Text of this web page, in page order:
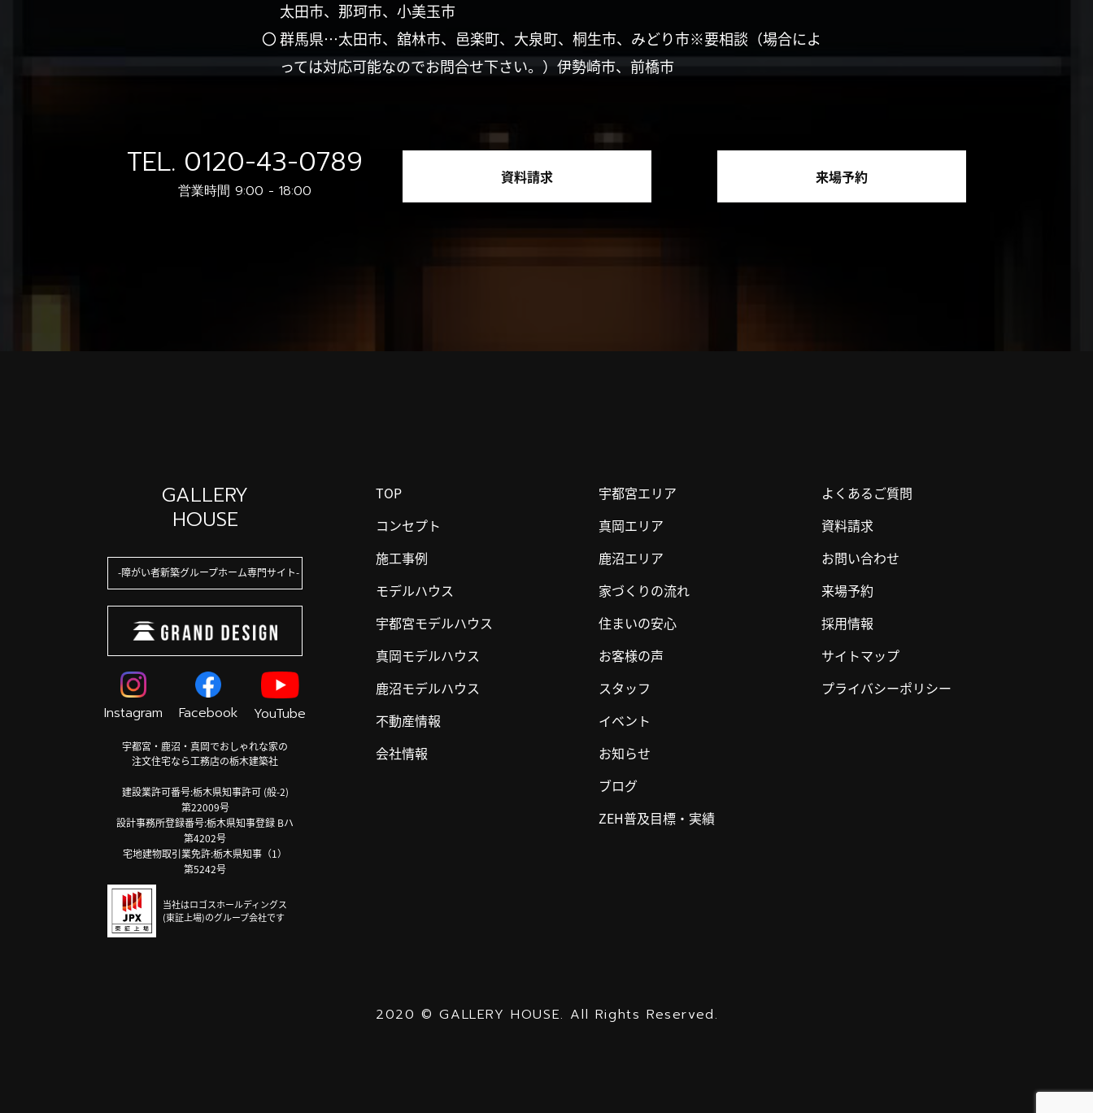
太田市、那珂市、小美玉市
〇 群馬県…太田市、舘林市、邑楽町、大泉町、桐生市、みどり市※要相談（場合によ
っては対応可能なのでお問合せ下さい。）伊勢崎市、前橋市
TEL. 0120-43-0789
営業時間 9:00 - 18:00
資料請求 来場予約
GALLERY
HOUSE
障がい者新築グループホーム専門サイト
Instagram Facebook YouTube
宇都宮・鹿沼・真岡でおしゃれな家の
注文住宅なら工務店の栃木建築社
建設業許可番号:栃木県知事許可 (般-2)
第22009号
設計事務所登録番号:栃木県知事登録 Bハ
第4202号
宅地建物取引業免許:栃木県知事（1）
第5242号
当社はロゴスホールディングス
(東証上場)のグループ会社です
TOP
コンセプト
施工事例
モデルハウス
宇都宮モデルハウス
真岡モデルハウス
鹿沼モデルハウス
不動産情報
会社情報
宇都宮エリア
真岡エリア
鹿沼エリア
家づくりの流れ
住まいの安心
お客様の声
スタッフ
イベント
お知らせ
ブログ
ZEH普及目標・実績
よくあるご質問
資料請求
お問い合わせ
来場予約
採用情報
サイトマップ
プライバシーポリシー
2020 ©GALLERY HOUSE. All Rights Reserved.